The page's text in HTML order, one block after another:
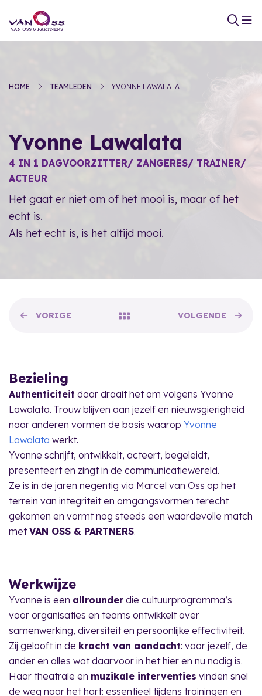
HOME TEAMLEDEN YVONNE LAWALATA
Yvonne Lawalata
4 IN 1 DAGVOORZITTER/ ZANGERES/ TRAINER/
ACTEUR
Het gaat er niet om of het mooi is, maar of het
echt is.
Als het echt is, is het altijd mooi.
VORIGE VOLGENDE
Bezieling
Authenticiteit daar draait het om volgens Yvonne
Lawalata. Trouw blijven aan jezelf en nieuwsgierigheid
naar anderen vormen de basis waarop Yvonne
Lawalata werkt.
Yvonne schrijft, ontwikkelt, acteert, begeleidt,
presenteert en zingt in de communicatiewereld.
Ze is in de jaren negentig via Marcel van Oss op het
terrein van integriteit en omgangsvormen terecht
gekomen en vormt nog steeds een waardevolle match
metVAN OSS & PARTNERS.
Werkwijze
Yvonne is een allrounder die cultuurprogramma’s
voor organisaties en teams ontwikkelt over
samenwerking, diversiteit en persoonlijke effectiviteit.
Zij gelooft in de kracht van aandacht: voor jezelf, de
ander en alles wat daarvoor in het hier en nu nodig is.
Haar theatrale en muzikale interventies vinden snel
de weg naar het hart: essentieel tijdens trainingen en